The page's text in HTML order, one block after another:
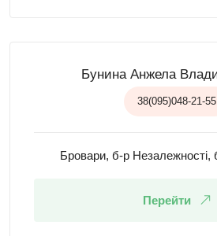
Бунина Анжела
38(095)048-21-55
Бровари, б-р Незалежності,
Перейти